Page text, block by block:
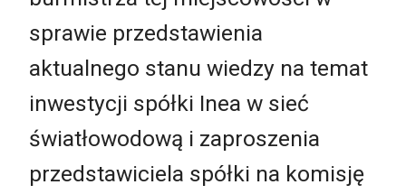
sprawie przedstawienia
aktualnego stanu wiedzy na temat
inwestycji spółki Inea w sieć
światłowodową i zaproszenia
przedstawiciela spółki na komisję